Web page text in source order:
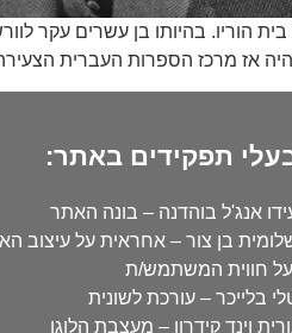
הוריו. בהיותו בן עשרים עקר
אז מרכז הספרות העברית הצעירה
תפקידים באתר:
אנג'ל בוהדנה – בונה האתר
בן צור – אחראית על עיצוב
חווית המשתמש/ת
בלייכר – עורכת לשונית
וינד קידרון – מעצבת הלוגו